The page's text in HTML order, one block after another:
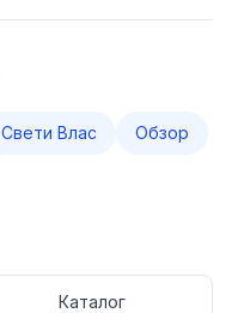
Свети Влас Обзор
Каталог